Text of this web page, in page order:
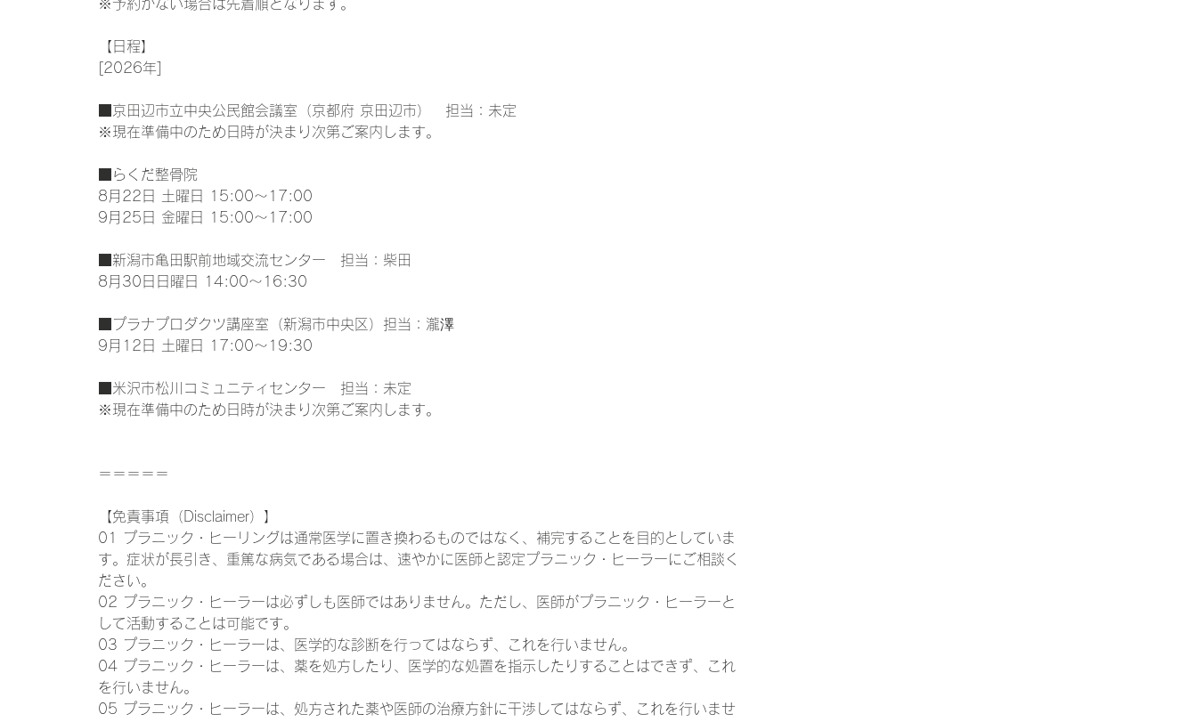
※予約がない場合は先着順となります。
【日程】
[2026年]
■京田辺市立中央公民館会議室（京都府 京田辺市） 担当：未定
※現在準備中のため日時が決まり次第ご案内します。
■らくだ整骨院
8月22日 土曜日 15:00～17:00
9月25日 金曜日 15:00～17:00
■新潟市亀田駅前地域交流センター 担当：柴田
8月30日日曜日 14:00～16:30
■プラナプロダクツ講座室（新潟市中央区）担当：瀧澤
9月12日 土曜日 17:00～19:30
■米沢市松川コミュニティセンター 担当：未定
※現在準備中のため日時が決まり次第ご案内します。
＝＝＝＝＝
【免責事項（Disclaimer）】
01 プラニック・ヒーリングは通常医学に置き換わるものではなく、補完することを目的としていま
す。症状が長引き、重篤な病気である場合は、速やかに医師と認定プラニック・ヒーラーにご相談く
ださい。
02 プラニック・ヒーラーは必ずしも医師ではありません。ただし、医師がプラニック・ヒーラーと
して活動することは可能です。
03 プラニック・ヒーラーは、医学的な診断を行ってはならず、これを行いません。
04 プラニック・ヒーラーは、薬を処方したり、医学的な処置を指示したりすることはできず、これ
を行いません。
05 プラニック・ヒーラーは、処方された薬や医師の治療方針に干渉してはならず、これを行いませ